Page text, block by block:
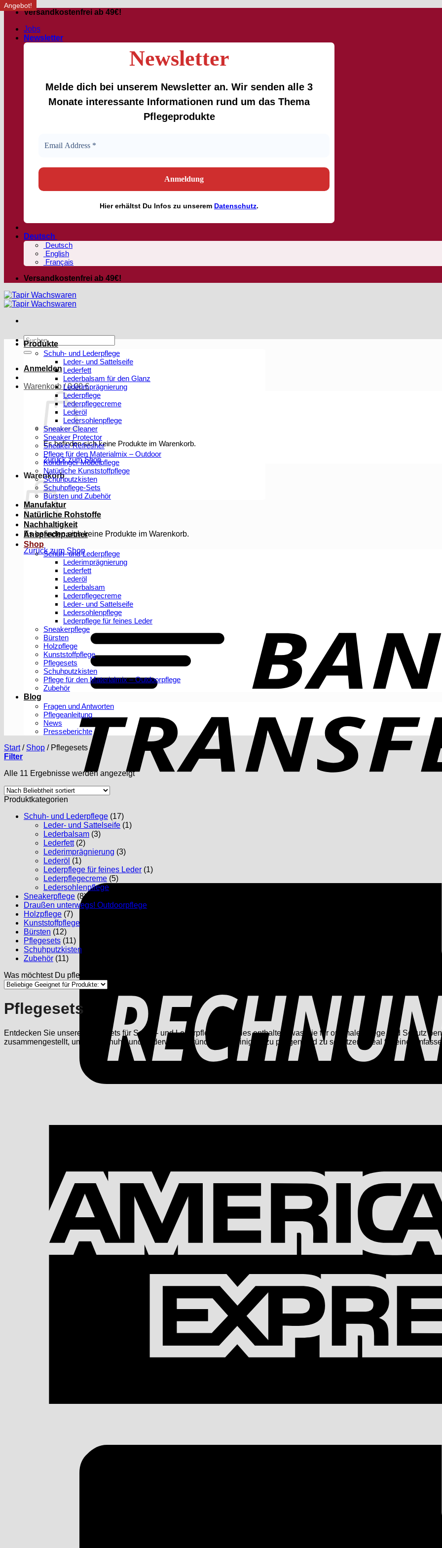
Zum
springen
Versandkostenfrei ab 49€!
Jobs
Newsletter
Newsletter
Melde dich bei unserem Newsletter an. Wir senden alle 3
Monate interessante Informationen rund um das Thema
Pflegeprodukte
Hiererhältst Du Infos zu unserem Datenschutz.
Deutsch
Deutsch
English
Français
Versandkostenfrei ab 49€!
Suchen
nach:
Anmelden
Warenkorb /0,00€
Es befinden sich keine Produkte im Warenkorb.
Zurück zum Shop
Warenkorb
Es befinden sich keine Produkte im Warenkorb.
Zurück zum Shop
Produkte
Schuh- und Lederpflege
Leder- und Sattelseife
Lederfett
Lederbalsam für den Glanz
Lederimprägnierung
Lederpflege
Lederpflegecreme
Lederöl
Ledersohlenpflege
Sneaker Cleaner
Sneaker Protector
Sneaker Refresher
Pflege für den Materialmix – Outdoor
Köndringer Möbelpflege
Natürliche Kunststoffpflege
Schuhputzkisten
Schuhpflege-Sets
Bürsten und Zubehör
Manufaktur
Natürliche Rohstoffe
Nachhaltigkeit
Ansprechpartner
Shop
Schuh- und Lederpflege
Lederimprägnierung
Lederfett
Lederöl
Lederbalsam
Lederpflegecreme
Leder- und Sattelseife
Ledersohlenpflege
Lederpflege für feines Leder
Sneakerpflege
Bürsten
Holzpflege
Kunststoffpflege
Pflegesets
Schuhputzkisten
Pflege für den Materialmix – Outdoorpflege
Zubehör
Blog
Fragen und Antworten
Pflegeanleitung
News
Presseberichte
Start / Shop /Pflegesets
Filter
Alle 11 Ergebnisse werden angezeigtNach
Produktkategorien
Schuh- und Lederpflege (17)
Leder- und Sattelseife (1)
Lederbalsam (3)
Lederfett (2)
Lederimprägnierung (3)
Lederöl (1)
Lederpflege für feines Leder (1)
Lederpflegecreme (5)
Ledersohlenpflege
Sneakerpflege (8)
Draußen unterwegs! Outdoorpflege
Holzpflege (7)
Kunststoffpflege
Bürsten (12)
Pflegesets (11)
Schuhputzkisten
Zubehör (11)
Was möchtest Du pflegen:
Pflegesets
Entdecken Sie unsere Pflegesets für Schuh- und Lederpflege, die alles enthalten, was Sie für optimale Pflege und Schutz
zusammengestellt, um Ihre Schuhe und Lederwaren gründlich zu reinigen, zu pflegen und zu schützen. Ideal für eine
Angebot!
Angebot!
Angebot!
Angebot!
Angebot!
Angebot!
Angebot!
Angebot!